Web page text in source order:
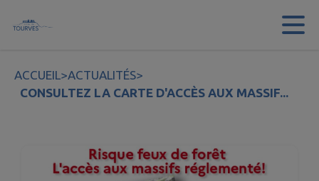
Contenu
ACCUEIL>ACTUALITÉS>
CONSULTEZ LA CARTE D'ACCÈS AUX MASSIF...